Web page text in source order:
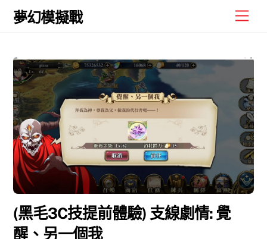
Skip
夢幻模擬戰
(黑毛3C技提前體驗) 支線劇情: 覺
醒、另一個我